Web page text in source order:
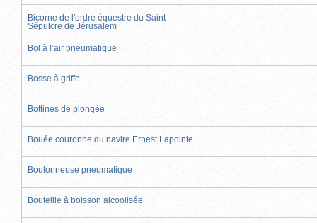
Bicorne de l'ordre équestre du Saint-
Sépulcre de Jérusalem
Bol à l’air pneumatique
Bosse à griffe
Bottines de plongée
Bouée couronne du navire Ernest Lapointe
Boulonneuse pneumatique
Bouteille à boisson alcoolisée